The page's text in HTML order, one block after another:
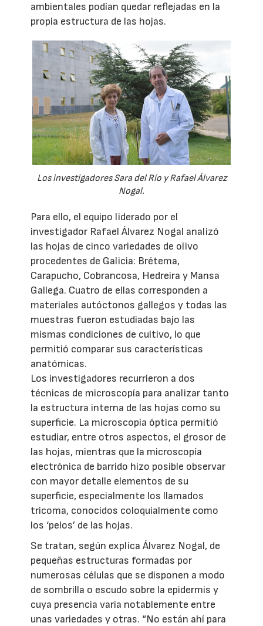
ambientales podían quedar reflejadas en la
propia estructura de las hojas.
Los investigadores Sara del Río y Rafael Álvarez
Nogal.
Para ello, el equipo liderado por el
investigador Rafael Álvarez Nogal analizó
las hojas de cinco variedades de olivo
procedentes de Galicia: Brétema,
Carapucho, Cobrancosa, Hedreira y Mansa
Gallega. Cuatro de ellas corresponden a
materiales autóctonos gallegos y todas las
muestras fueron estudiadas bajo las
mismas condiciones de cultivo, lo que
permitió comparar sus características
anatómicas.
Los investigadores recurrieron a dos
técnicas de microscopía para analizar tanto
la estructura interna de las hojas como su
superficie. La microscopía óptica permitió
estudiar, entre otros aspectos, el grosor de
las hojas, mientras que la microscopía
electrónica de barrido hizo posible observar
con mayor detalle elementos de su
superficie, especialmente los llamados
tricoma, conocidos coloquialmente como
los ‘pelos’ de las hojas.
Se tratan, según explica Álvarez Nogal, de
pequeñas estructuras formadas por
numerosas células que se disponen a modo
de sombrilla o escudo sobre la epidermis y
cuya presencia varía notablemente entre
unas variedades y otras. “No están ahí para